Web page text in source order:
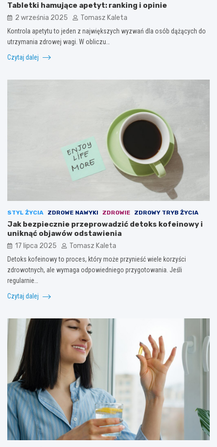
Tabletki hamujące apetyt: ranking i opinie
2 września 2025 Tomasz Kaleta
Kontrola apetytu to jeden z największych wyzwań dla osób dążących do
utrzymania zdrowej wagi. W obliczu…
Czytaj dalej
STYL ŻYCIA ZDROWE NAWYKI ZDROWIE ZDROWY TRYB ŻYCIA
Jak bezpiecznie przeprowadzić detoks kofeinowy i
uniknąć objawów odstawienia
17 lipca 2025 Tomasz Kaleta
Detoks kofeinowy to proces, który może przynieść wiele korzyści
zdrowotnych, ale wymaga odpowiedniego przygotowania. Jeśli
regularnie…
Czytaj dalej